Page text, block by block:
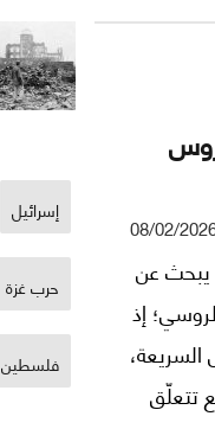
في
08/02/
يبحث عن
إذ
تتعلّق
إسرائيل
حرب غزة
فلسطين